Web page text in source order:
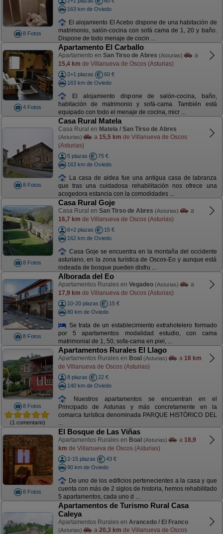
8 Fotos
163 km de Oviedo
El alojamiento El Acebo dispone de una habitación de
matrimonio, salón-cocina con sofá cama de 1, 20 y baño.
Dispone de todo menaje de cocin ...
4 Fotos
Apartamento El Carballo
Apartamento en San Tirso de Abres (Asturias)
a
15,4 km de Villanueva de Oscos (Asturias)
2+1 plazas
60 €
163 km de Oviedo
El alojamiento dispone de salón-cocina, baño,
habitación de matrimonio y sofá-cama. También está
equipado con todo el menaje de cocina, micr ...
8 Fotos
Casa Rural Matela
Casa Rural en Matela / San Tirso de Abres
(Asturias) a 15,5 km de Villanueva de Oscos
(Asturias)
5 plazas
75 €
163 km de Oviedo
La casa de aldea fue una antigua casa de labranza
que tras una cuidadosa rehabilitación nos ofrece una
acogedora estancia con la comodidades ...
8 Fotos
Casa Rural Goje
Casa Rural en San Tirso de Abres (Asturias)
a
16,7 km de Villanueva de Oscos (Asturias)
6+2 plazas
15 €
162 km de Oviedo
Casa Goje se encuentra en la montaña del occidente
asturiano, en la zona turística de Oscos-Eo y aunque está
rodeada de bosque pueden disfru ...
8 Fotos
Alborada del Eo
Apartamentos Rurales en Vegadeo (Asturias)
a
17,9 km de Villanueva de Oscos (Asturias)
10-20 plazas
15 €
80 km de Oviedo
Se trata de un establecimiento extrahotelero formado
por 5 apartamentos modalidad estudio, con cama
matrimonial de 1, 50, sofa-cama en piel, ...
8 Fotos
(1 comentario)
Apartamentos Rurales El Llago
Apartamentos Rurales en Boal (Asturias) a 18 km
de Villanueva de Oscos (Asturias)
8 plazas
22 €
140 km de Oviedo
Nuestros apartamentos se encuentran en el
Principado de Asturias y más concretamente en la
comarca turística denominada PARQUE HISTÓRICO DEL
...
8 Fotos
El Bosque de Las Viñas
Apartamentos Rurales en Boal (Asturias) a 18,9
km de Villanueva de Oscos (Asturias)
2-15 plazas
43 €
90 km de Oviedo
De uno de los edificios pertenecientes a la casa y que
cuenta con más de 2 siglos de historia, hemos rehabilitado
5 apartamentos, cada uno d ...
Apartamentos de Turismo Rural Casa
Caleya
Apartamentos Rurales en Arancedo / El Franco
(Asturias) a 20,3 km de Villanueva de Oscos